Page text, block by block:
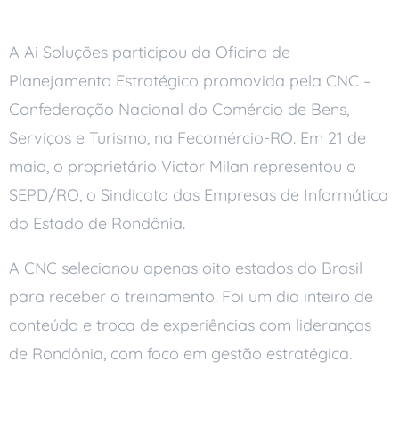
A Ai Soluções participou da Oficina de
Planejamento Estratégico promovida pela CNC –
Confederação Nacional do Comércio de Bens,
Serviços e Turismo, na Fecomércio-RO. Em 21 de
maio, o proprietário Victor Milan representou o
SEPD/RO, o Sindicato das Empresas de Informática
do Estado de Rondônia.
A CNC selecionou apenas oito estados do Brasil
para receber o treinamento. Foi um dia inteiro de
conteúdo e troca de experiências com lideranças
de Rondônia, com foco em gestão estratégica.